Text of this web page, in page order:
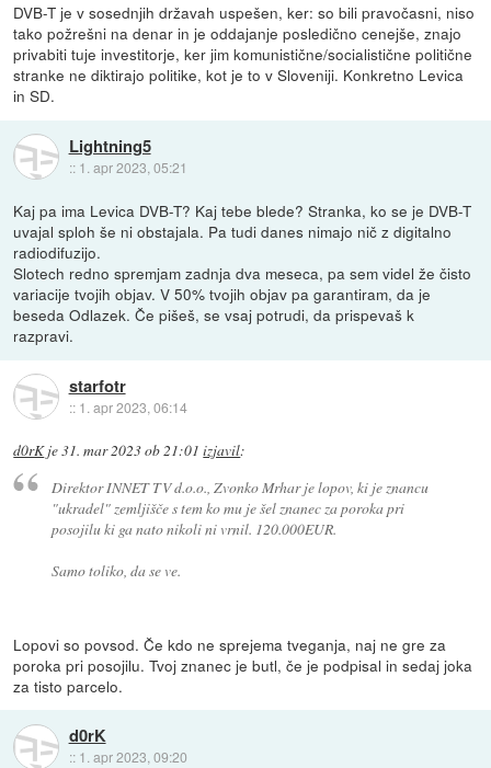
DVB-T je v sosednjih državah uspešen, ker: so bili pravočasni, niso
tako požrešni na denar in je oddajanje posledično cenejše, znajo
privabiti tuje investitorje, ker jim komunistične/socialistične politične
stranke ne diktirajo politike, kot je to v Sloveniji. Konkretno Levica
in SD.
Lightning5
:: 1. apr 2023, 05:21
Kaj pa ima Levica DVB-T? Kaj tebe blede? Stranka, ko se je DVB-T
uvajal sploh še ni obstajala. Pa tudi danes nimajo nič z digitalno
radiodifuzijo.
Slotech redno spremjam zadnja dva meseca, pa sem videl že čisto
variacije tvojih objav. V 50% tvojih objav pa garantiram, da je
beseda Odlazek. Če pišeš, se vsaj potrudi, da prispevaš k
razpravi.
starfotr
:: 1. apr 2023, 06:14
d0rKje31. mar 2023 ob 21:01 izjavil:
Direktor INNET TV d.o.o., Zvonko Mrhar je lopov, ki je znancu
"ukradel" zemljišče s tem ko mu je šel znanec za poroka pri
posojilu ki ga nato nikoli ni vrnil. 120.000EUR.
Samo toliko, da se ve.
Lopovi so povsod. Če kdo ne sprejema tveganja, naj ne gre za
poroka pri posojilu. Tvoj znanec je butl, če je podpisal in sedaj joka
za tisto parcelo.
d0rK
:: 1. apr 2023, 09:20